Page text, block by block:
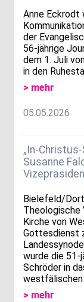
Anne Eckrodt
der
56-jährige
dem 1. Juli
in den
> mehr
05.05.2026
„In-
Susanne
Bielefeld/
Theologische
Kirche von
Gottesdienst
wurde die 51-
Schröder in
westfälischen
> mehr